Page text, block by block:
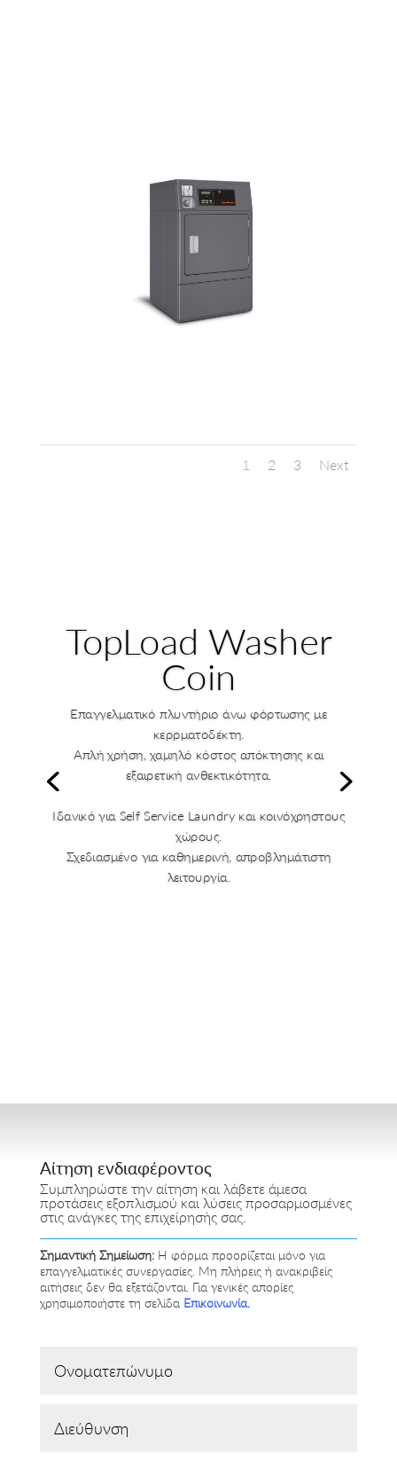
1 2 3 Next
TopLoad Washer
Coin
Επαγγελματικό πλυντήριο άνω φόρτωσης με
κερρματοδέκτη.
Απλή χρήση, χαμηλό κόστος απόκτησης και
εξαιρετική ανθεκτικότητα.
Ιδανικό για Self Service Laundry και κοινόχρηστους
χώρους.
Σχεδιασμένο για καθημερινή, απροβλημάτιστη
λειτουργία.
Αίτηση ενδιαφέροντος
Συμπληρώστε την αίτηση και λάβετε άμεσα
προτάσεις εξοπλισμού και λύσεις προσαρμοσμένες
στις ανάγκες της επιχείρησής σας.
Σημαντική Σημείωση: Η φόρμα προορίζεται μόνο για
επαγγελματικές συνεργασίες. Μη πλήρεις ή ανακριβείς
αιτήσεις δεν θα εξετάζονται. Για γενικές απορίες
χρησιμοποιήστε τη σελίδα Επικοινωνία.